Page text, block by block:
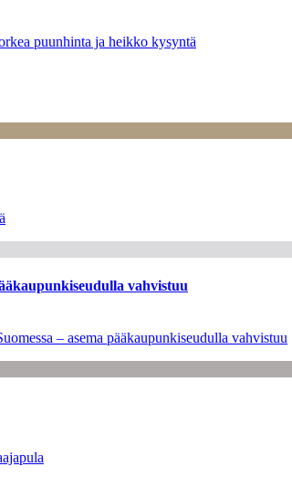
puunhinta ja heikko kysyntä
vahvistuu
– asema pääkaupunkiseudulla vahvistuu